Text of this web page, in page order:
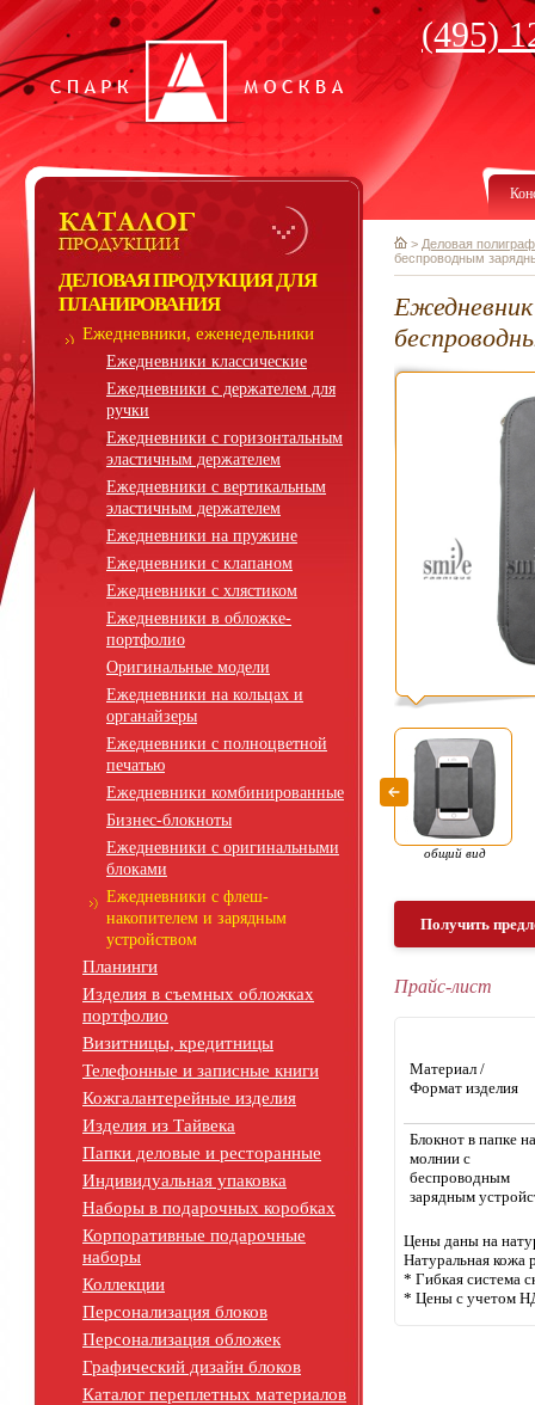
(495)
ДЕЛОВАЯ ПРОДУКЦИЯ ДЛЯ
ПЛАНИРОВАНИЯ
Ежедневники, еженедельники
Ежедневники классические
Ежедневники с держателем для
ручки
Ежедневники с горизонтальным
эластичным держателем
Ежедневники с вертикальным
эластичным держателем
Ежедневники на пружине
Ежедневники с клапаном
Ежедневники с хлястиком
Ежедневники в обложке-
портфолио
Оригинальные модели
Ежедневники на кольцах и
органайзеры
Ежедневники с полноцветной
печатью
Ежедневники комбинированные
Бизнес-блокноты
Ежедневники с оригинальными
блоками
Ежедневники с флеш-
накопителем и зарядным
устройством
Планинги
Изделия в съемных обложках
портфолио
Визитницы, кредитницы
Телефонные и записные книги
Кожгалантерейные изделия
Изделия из Тайвека
Папки деловые и ресторанные
Индивидуальная упаковка
Наборы в подарочных коробках
Корпоративные подарочные
наборы
Коллекции
Персонализация блоков
Персонализация обложек
Графический дизайн блоков
Каталог переплетных материалов
> Деловая
беспроводным
общий вид
Получить
Прайс-лист
Материал /
Формат
Блокнот в папке на
молнии с
беспроводным
зарядным
Цены даны на
Натуральная кожа
* Гибкая система
* Цены с учетом